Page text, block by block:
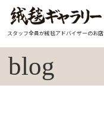
スタッフ全員が絨毯アドバイザーのお店
blog